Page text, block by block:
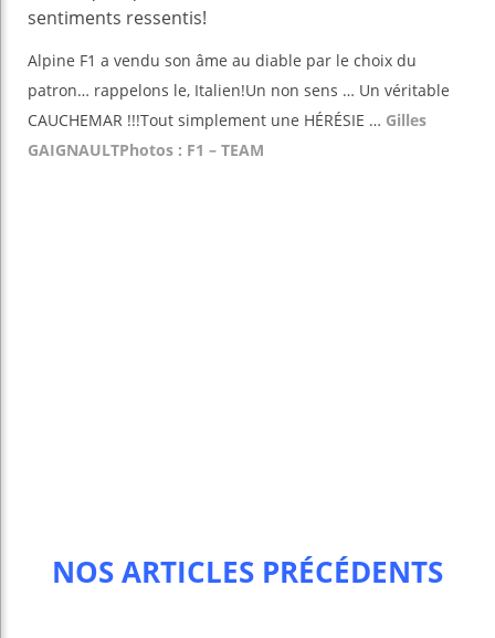
sentiments ressentis!
Alpine F1 a vendu son âme au diable par le choix du
patron… rappelons le, Italien!Un non sens … Un véritable
CAUCHEMAR !!!Tout simplement une HÉRÉSIE … Gilles
GAIGNAULTPhotos : F1 – TEAM
NOS ARTICLES PRÉCÉDENTS